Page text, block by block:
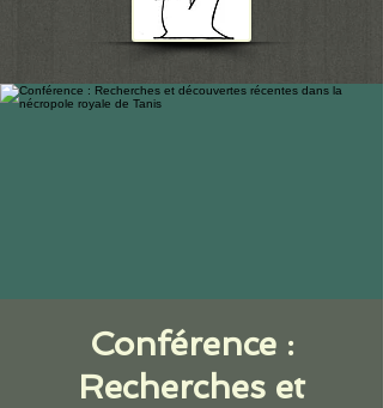
Conférence :
Recherches et